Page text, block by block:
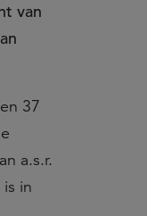
van
37
a.s.r.
in